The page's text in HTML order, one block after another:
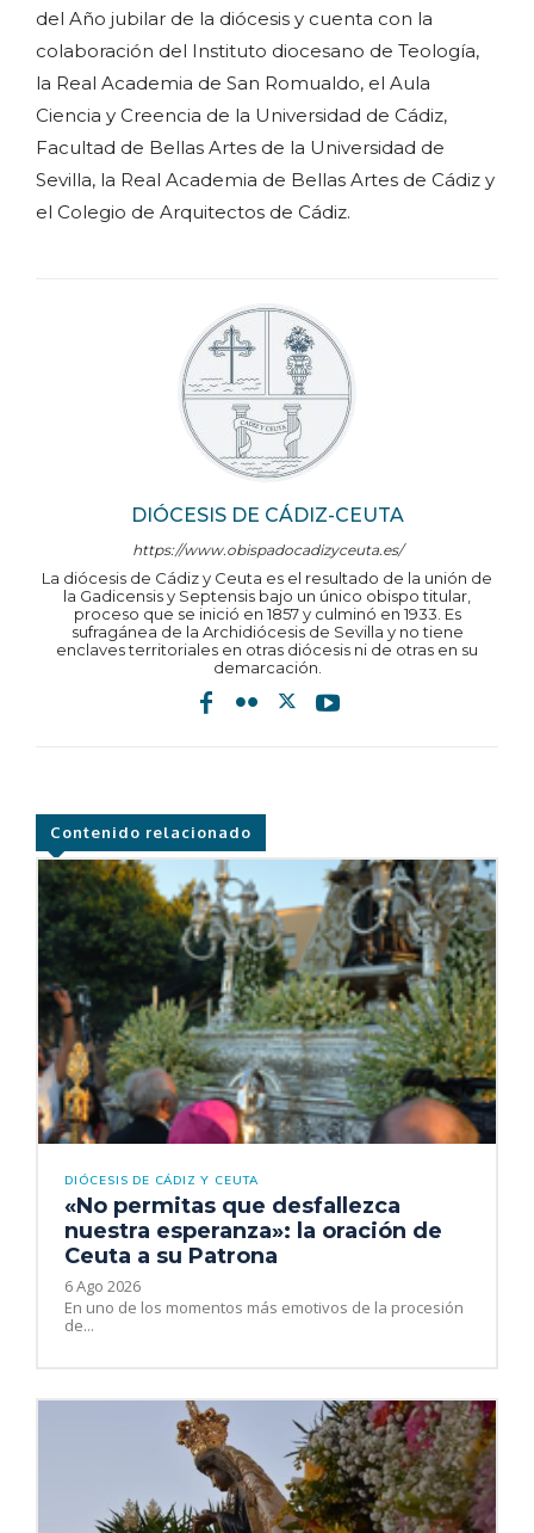
DIÓCESIS DE CÁDIZ-CEUTA
https://www.obispadocadizyceuta.es/
La diócesis de Cádiz y Ceuta es el resultado de la unión de
la Gadicensis y Septensis bajo un único obispo titular,
proceso que se inició en 1857 y culminó en 1933. Es
sufragánea de la Archidiócesis de Sevilla y no tiene
enclaves territoriales en otras diócesis ni de otras en su
demarcación.
del Año jubilar de la diócesis y cuenta con la
colaboración del Instituto diocesano de Teología,
la Real Academia de San Romualdo, el Aula
Ciencia y Creencia de la Universidad de Cádiz,
Facultad de Bellas Artes de la Universidad de
Sevilla, la Real Academia de Bellas Artes de Cádiz y
el Colegio de Arquitectos de Cádiz.
Contenido relacionado
DIÓCESIS DE CÁDIZ Y CEUTA
«No permitas que desfallezca
nuestra esperanza»: la oración de
Ceuta a su Patrona
6 Ago 2026
En uno de los momentos más emotivos de la procesión
de...